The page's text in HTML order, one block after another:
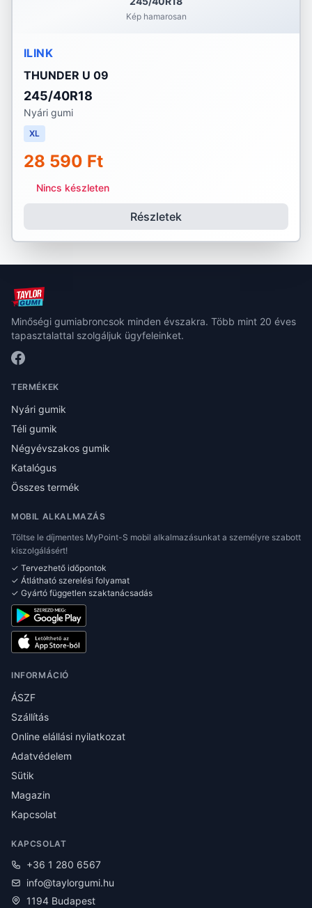
Kép hamarosan
ILINK
THUNDER U 09
245/40R18
Nyári gumi
XL
28 590 Ft
Nincs készleten
Részletek
Minőségi gumiabroncsok minden évszakra. Több mint 20 éves
tapasztalattal szolgáljuk ügyfeleinket.
TERMÉKEK
Nyári gumik
Téli gumik
Négyévszakos gumik
Katalógus
Összes termék
MOBIL ALKALMAZÁS
Töltse le díjmentes MyPoint-S mobil alkalmazásunkat a személyre szabott
kiszolgálásért!
✓ Tervezhető időpontok
✓ Átlátható szerelési folyamat
✓ Gyártó független szaktanácsadás
INFORMÁCIÓ
ÁSZF
Szállítás
Online elállási nyilatkozat
Adatvédelem
Sütik
Magazin
Kapcsolat
KAPCSOLAT
+36 1 280 6567
info@taylorgumi.hu
1194 Budapest